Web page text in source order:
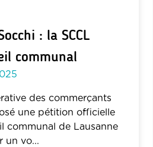
: la SCCL
communal
des commerçants
une pétition officielle
communal de Lausanne
un vo...